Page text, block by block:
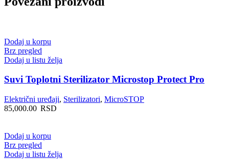
Dodaj u korpu
Brz pregled
Dodaj u listu želja
Suvi Toplotni Sterilizator Microstop Protect Pro
Električni uređaji, Sterilizatori, MicroSTOP
85,000.00 RSD
Dodaj u korpu
Brz pregled
Dodaj u listu želja